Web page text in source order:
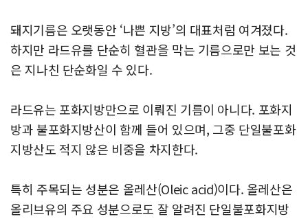
돼지기름은 오랫동안 ‘나쁜 지방’의 대표처럼 여겨졌다.
하지만 라드유를 단순히 혈관을 막는 기름으로만 보는 것
은 지나친 단순화일 수 있다.
라드유는 포화지방만으로 이뤄진 기름이 아니다. 포화지
방과 불포화지방산이 함께 들어 있으며, 그중 단일불포화
지방산도 적지 않은 비중을 차지한다.
특히 주목되는 성분은 올레산(Oleic acid)이다. 올레산은
올리브유의 주요 성분으로도 잘 알려진 단일불포화지방